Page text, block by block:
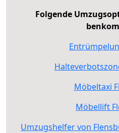
Folgende
Möbeltaxi
Möbellift
Umzugshelfer von